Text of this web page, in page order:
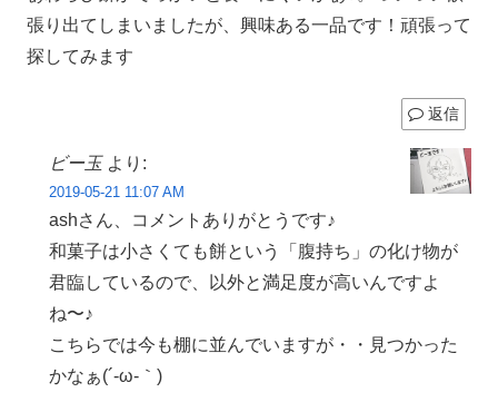
張り出てしまいましたが、興味ある一品です！頑張って
探してみます
返信
ビー玉 より:
2019-05-21 11:07 AM
ashさん、コメントありがとうです♪
和菓子は小さくても餅という「腹持ち」の化け物が
君臨しているので、以外と満足度が高いんですよ
ね〜♪
こちらでは今も棚に並んでいますが・・見つかった
かなぁ(´-ω-｀)